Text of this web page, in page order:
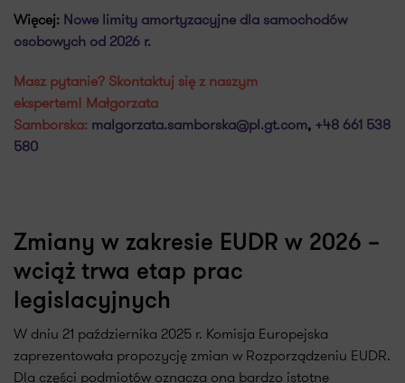
Więcej: Nowe limity amortyzacyjne dla samochodów
osobowych od 2026 r.
Masz pytanie? Skontaktuj się z naszym
ekspertem! Małgorzata
Samborska: malgorzata.samborska@pl.gt.com, +48 661 538
580
Zmiany w zakresie EUDR w 2026 –
wciąż trwa etap prac
legislacyjnych
W dniu 21 października 2025 r. Komisja Europejska
zaprezentowała propozycję zmian w Rozporządzeniu EUDR.
Dla części podmiotów oznacza ona bardzo istotne